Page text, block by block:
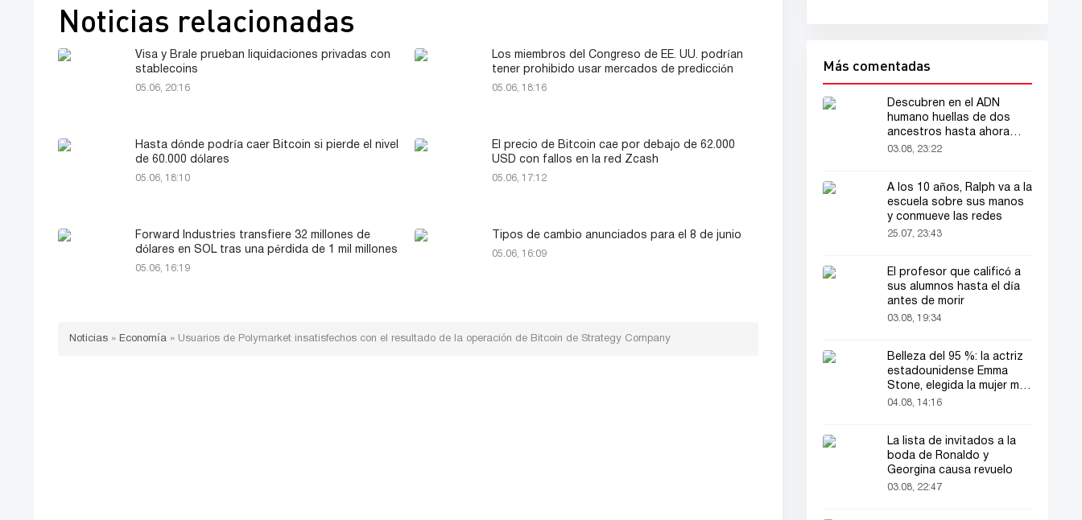
Noticias relacionadas
Visa y Brale prueban liquidaciones privadas con
stablecoins
05.06, 20:16
Los miembros del Congreso de EE. UU. podrían
tener prohibido usar mercados de predicción
05.06, 18:16
Hasta dónde podría caer Bitcoin si pierde el nivel
de 60.000 dólares
05.06, 18:10
El precio de Bitcoin cae por debajo de 62.000
USD con fallos en la red Zcash
05.06, 17:12
Forward Industries transfiere 32 millones de
dólares en SOL tras una pérdida de 1 mil millones
05.06, 16:19
Tipos de cambio anunciados para el 8 de junio
05.06, 16:09
Noticias » Economía » Usuarios de Polymarket insatisfechos con el resultado de la operación de Bitcoin de Strategy Company
Más comentadas
Descubren en el ADN
humano huellas de dos
ancestros hasta ahora
desconocidos
03.08, 23:22
A los 10 años, Ralph va a la
escuela sobre sus manos
y conmueve las redes
25.07, 23:43
El profesor que calificó a
sus alumnos hasta el día
antes de morir
03.08, 19:34
Belleza del 95 %: la actriz
estadounidense Emma
Stone, elegida la mujer más
bella del mundo
04.08, 14:16
La lista de invitados a la
boda de Ronaldo y
Georgina causa revuelo
03.08, 22:47